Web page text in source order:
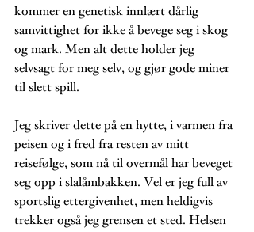
kommer en genetisk innlært dårlig
samvittighet for ikke å bevege seg i skog
og mark. Men alt dette holder jeg
selvsagt for meg selv, og gjør gode miner
til slett spill.
Jeg skriver dette på en hytte, i varmen fra
peisen og i fred fra resten av mitt
reisefølge, som nå til overmål har beveget
seg opp i slalåmbakken. Vel er jeg full av
sportslig ettergivenhet, men heldigvis
trekker også jeg grensen et sted. Helsen